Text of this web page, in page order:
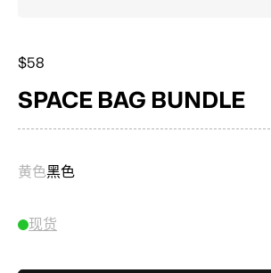
SPACE BAG BUNDLE
$58
黄色黑色
现货